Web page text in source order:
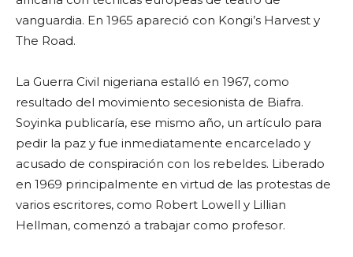
vanguardia. En 1965 apareció con Kongi’s Harvest y
The Road.
La Guerra Civil nigeriana estalló en 1967, como
resultado del movimiento secesionista de Biafra.
Soyinka publicaría, ese mismo año, un artículo para
pedir la paz y fue inmediatamente encarcelado y
acusado de conspiración con los rebeldes. Liberado
en 1969 principalmente en virtud de las protestas de
varios escritores, como Robert Lowell y Lillian
Hellman, comenzó a trabajar como profesor.